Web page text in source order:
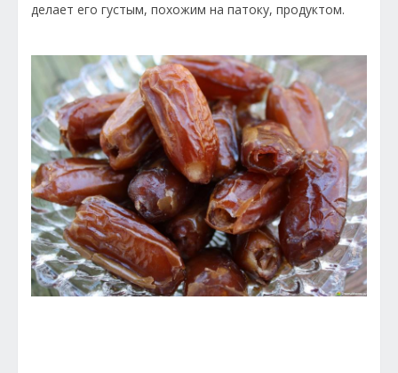
делает его густым, похожим на патоку, продуктом.